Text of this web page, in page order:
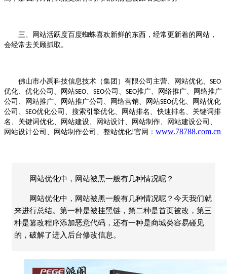
三、网站活跃度百度蜘蛛喜欢新鲜的东西，经常更新着的网站，
会经常去关顾抓取。
佛山市小禹科技信息技术（集团）有限公司主营、网站优化、 SEO
优化、优化公司、网站SEO SEO公司、 SEO推广、网络推广、网络推广
公司、网站推广、网站推广公司、网络营销、网站SEO优化、网站优化
公司、 SEO优化公司、搜索引擎优化、网站排名、快速排名、关键词排
名、关键词优化、网站建设、网站设计、网站制作、网站建设公司、
网站设计公司、网站制作公司、整站优化!官网： www.78788.com.cn
网站优化中，网站被黑一般有几种情况呢？
网站优化中，网站被黑一般有几种情况呢？今天我们就
来进行总结。第一种是被挂黑链，第二种是首页被改，第三
种是篡改程序添加恶意代码，还有一种是商城类容易碰见
的，破解了进入后台修改信息。